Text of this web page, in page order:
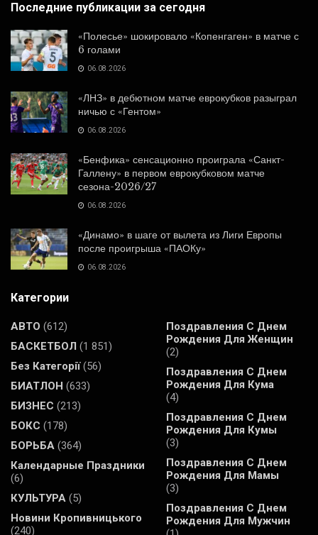
Последние публикации за сегодня
«Полесье» шокировало «Копенгаген» в матче с
6 голами
06.08.2026
«ЛНЗ» в дебютном матче еврокубков разыграл
ничью с «Гентом»
06.08.2026
«Бенфика» сенсационно проиграла «Санкт-
Галлену» в первом еврокубковом матче
сезона-2026/27
06.08.2026
«Динамо» в шаге от вылета из Лиги Европы
после проигрыша «ПАОКу»
06.08.2026
Категории
АВТО (612)
БАСКЕТБОЛ (1 851)
Без Категорії(56)
БИАТЛОН (633)
БИЗНЕС (213)
БОКС (178)
БОРЬБА (364)
Календарные Праздники
(6)
КУЛЬТУРА (5)
Новини Кропивницького
(240)
Поздравления С Днем
Рождения Для Женщин
(2)
Поздравления С Днем
Рождения Для Кума
(4)
Поздравления С Днем
Рождения Для Кумы
(3)
Поздравления С Днем
Рождения Для Мамы
(3)
Поздравления С Днем
Рождения Для Мужчин